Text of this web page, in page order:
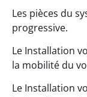
Les pièces du
progressive.
Le Installation
la mobilité du
Le Installation